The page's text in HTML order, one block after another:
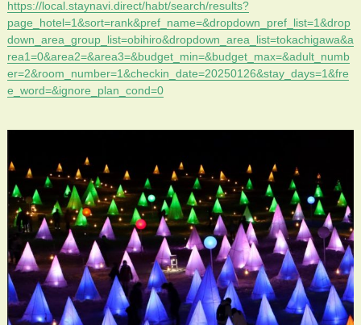
https://local.staynavi.direct/habt/search/results?
page_hotel=1&sort=rank&pref_name=&dropdown_pref_list=1&drop
down_area_group_list=obihiro&dropdown_area_list=tokachigawa&a
rea1=0&area2=&area3=&budget_min=&budget_max=&adult_numb
er=2&room_number=1&checkin_date=20250126&stay_days=1&fre
e_word=&ignore_plan_cond=0